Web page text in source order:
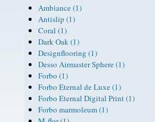
Ambiance (1)
Antislip (1)
Coral (1)
Dark Oak (1)
Designflooring (1)
Desso Airmaster Sphere (1)
Forbo (1)
Forbo Eternal de Luxe (1)
Forbo Eternal Digital Print (1)
Forbo marmoleum (1)